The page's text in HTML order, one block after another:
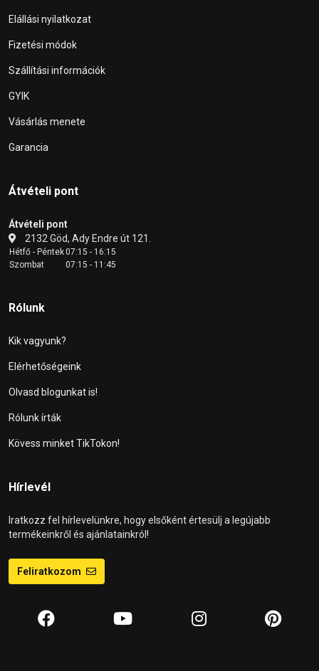
Elállási nyilatkozat
Fizetési módok
Szállítási információk
GYIK
Vásárlás menete
Garancia
Átvételi pont
Átvételi pont
2132 Göd, Ady Endre út 121.
Hétfő - Péntek07:15 - 16:15
Szombat
07:15 - 11:45
Rólunk
Kik vagyunk?
Elérhetőségeink
Olvasd blogunkat is!
Rólunk írták
Kövess minket TikTokon!
Hírlevél
Iratkozz fel hírlevelünkre, hogy elsőként értesülj a legújabb
termékeinkről és ajánlatainkról!
Feliratkozom